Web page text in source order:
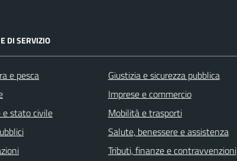
DI SERVIZIO
e pesca
e stato civile
Giustizia e sicurezza pubblica
Imprese e commercio
Mobilità e trasporti
Salute, benessere e assistenza
Tributi, finanze e contravvenzioni